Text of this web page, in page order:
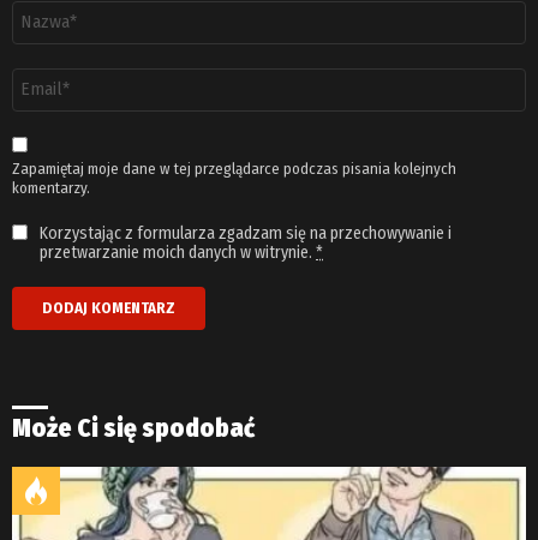
email
*
Zapamiętaj moje dane w tej przeglądarce podczas pisania kolejnych
komentarzy.
Korzystając z formularza zgadzam się na przechowywanie i
przetwarzanie moich danych w witrynie. *
Może Ci się spodobać